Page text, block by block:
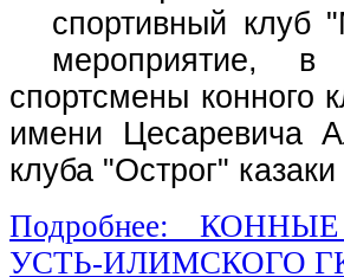
спортивный клуб
мероприятие, в
спортсмены конного
имени Цесаревича
клуба "Острог"
Подробнее:
УСТЬ-ИЛИМСКОГО